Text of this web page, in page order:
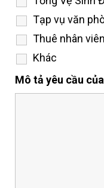
Tạp vụ văn
Thuê nhân
Khác
Mô tả yêu cầu